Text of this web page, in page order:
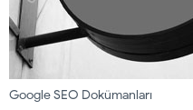
Google SEO Dokümanları